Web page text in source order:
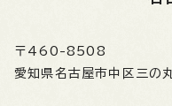
〒460-8508
愛知県名古屋市中区三の